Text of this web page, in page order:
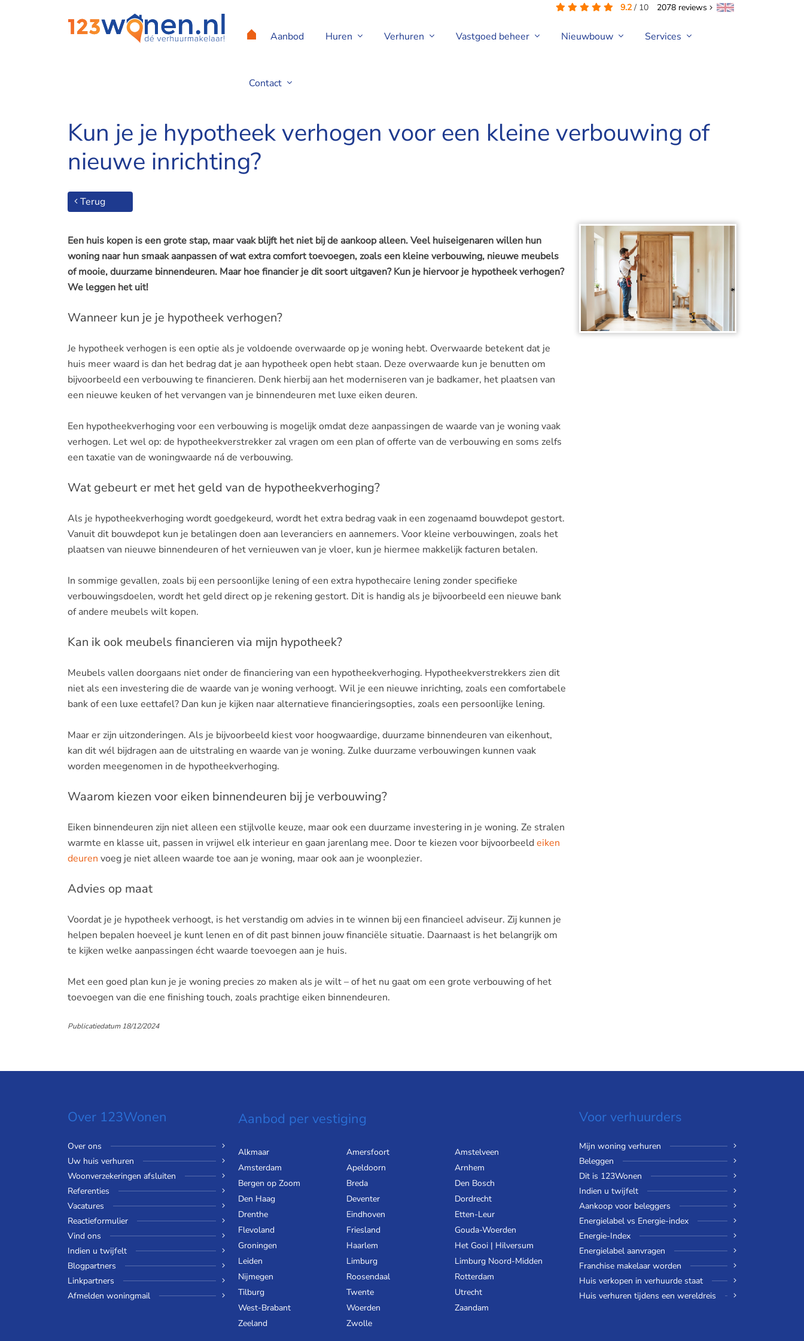
9.2/ 10 2078 reviews
Aanbod Huren Verhuren Vastgoed beheer Nieuwbouw Services
Contact
Kun je je hypotheek verhogen voor een kleine verbouwing of nieuwe inrichting?
Kun je je hypotheek verhogen voor een kleine verbouwing of
nieuwe inrichting?
Terug
Een huis kopen is een grote stap, maar vaak blijft het niet bij de aankoop alleen. Veel huiseigenaren willen hun
woning naar hun smaak aanpassen of wat extra comfort toevoegen, zoals een kleine verbouwing, nieuwe meubels
of mooie, duurzame binnendeuren. Maar hoe financier je dit soort uitgaven? Kun je hiervoor je hypotheek verhogen?
We leggen het uit!
Wanneer kun je je hypotheek verhogen?
Je hypotheek verhogen is een optie als je voldoende overwaarde op je woning hebt. Overwaarde betekent dat je
huis meer waard is dan het bedrag dat je aan hypotheek open hebt staan. Deze overwaarde kun je benutten om
bijvoorbeeld een verbouwing te financieren. Denk hierbij aan het moderniseren van je badkamer, het plaatsen van
een nieuwe keuken of het vervangen van je binnendeuren met luxe eiken deuren.
Een hypotheekverhoging voor een verbouwing is mogelijk omdat deze aanpassingen de waarde van je woning vaak
verhogen. Let wel op: de hypotheekverstrekker zal vragen om een plan of offerte van de verbouwing en soms zelfs
een taxatie van de woningwaarde ná de verbouwing.
Wat gebeurt er met het geld van de hypotheekverhoging?
Als je hypotheekverhoging wordt goedgekeurd, wordt het extra bedrag vaak in een zogenaamd bouwdepot gestort.
Vanuit dit bouwdepot kun je betalingen doen aan leveranciers en aannemers. Voor kleine verbouwingen, zoals het
plaatsen van nieuwe binnendeuren of het vernieuwen van je vloer, kun je hiermee makkelijk facturen betalen.
In sommige gevallen, zoals bij een persoonlijke lening of een extra hypothecaire lening zonder specifieke
verbouwingsdoelen, wordt het geld direct op je rekening gestort. Dit is handig als je bijvoorbeeld een nieuwe bank
of andere meubels wilt kopen.
Kan ik ook meubels financieren via mijn hypotheek?
Meubels vallen doorgaans niet onder de financiering van een hypotheekverhoging. Hypotheekverstrekkers zien dit
niet als een investering die de waarde van je woning verhoogt. Wil je een nieuwe inrichting, zoals een comfortabele
bank of een luxe eettafel? Dan kun je kijken naar alternatieve financieringsopties, zoals een persoonlijke lening.
Maar er zijn uitzonderingen. Als je bijvoorbeeld kiest voor hoogwaardige, duurzame binnendeuren van eikenhout,
kan dit wél bijdragen aan de uitstraling en waarde van je woning. Zulke duurzame verbouwingen kunnen vaak
worden meegenomen in de hypotheekverhoging.
Waarom kiezen voor eiken binnendeuren bij je verbouwing?
Eiken binnendeuren zijn niet alleen een stijlvolle keuze, maar ook een duurzame investering in je woning. Ze stralen
warmte en klasse uit, passen in vrijwel elk interieur en gaan jarenlang mee. Door te kiezen voor bijvoorbeeld eiken
deuren voeg je niet alleen waarde toe aan je woning, maar ook aan je woonplezier.
Advies op maat
Voordat je je hypotheek verhoogt, is het verstandig om advies in te winnen bij een financieel adviseur. Zij kunnen je
helpen bepalen hoeveel je kunt lenen en of dit past binnen jouw financiële situatie. Daarnaast is het belangrijk om
te kijken welke aanpassingen écht waarde toevoegen aan je huis.
Met een goed plan kun je je woning precies zo maken als je wilt – of het nu gaat om een grote verbouwing of het
toevoegen van die ene finishing touch, zoals prachtige eiken binnendeuren.
Publicatiedatum 18/12/2024
Over 123Wonen
Over ons
Uw huis verhuren
Woonverzekeringen afsluiten
Referenties
Vacatures
Reactieformulier
Vind ons
Indien u twijfelt
Blogpartners
Linkpartners
Afmelden woningmail
Aanbod per vestiging
Alkmaar Amersfoort
Amstelveen
Amsterdam
Apeldoorn
Arnhem
Bergen op Zoom
Breda
Den Bosch
Den Haag
Deventer
Dordrecht
Drenthe
Eindhoven
Etten-Leur
Flevoland
Friesland
Gouda-Woerden
Groningen
Haarlem
Het Gooi | Hilversum
Leiden
Limburg
Limburg Noord-Midden
Nijmegen
Roosendaal
Rotterdam
Tilburg
Twente
Utrecht
West-Brabant
Woerden
Zaandam
Zeeland
Zwolle
Voor verhuurders
Mijn woning verhuren
Beleggen
Dit is 123Wonen
Indien u twijfelt
Aankoop voor beleggers
Energielabel vs Energie-index
Energie-Index
Energielabel aanvragen
Franchise makelaar worden
Huis verkopen in verhuurde staat
Huis verhuren tijdens een wereldreis